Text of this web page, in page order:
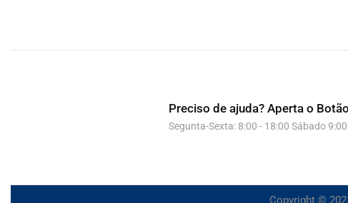
Preciso de ajuda? Aperta o
Segunta-Sexta: 8:00 - 18:00 Sábado
Copyright ©